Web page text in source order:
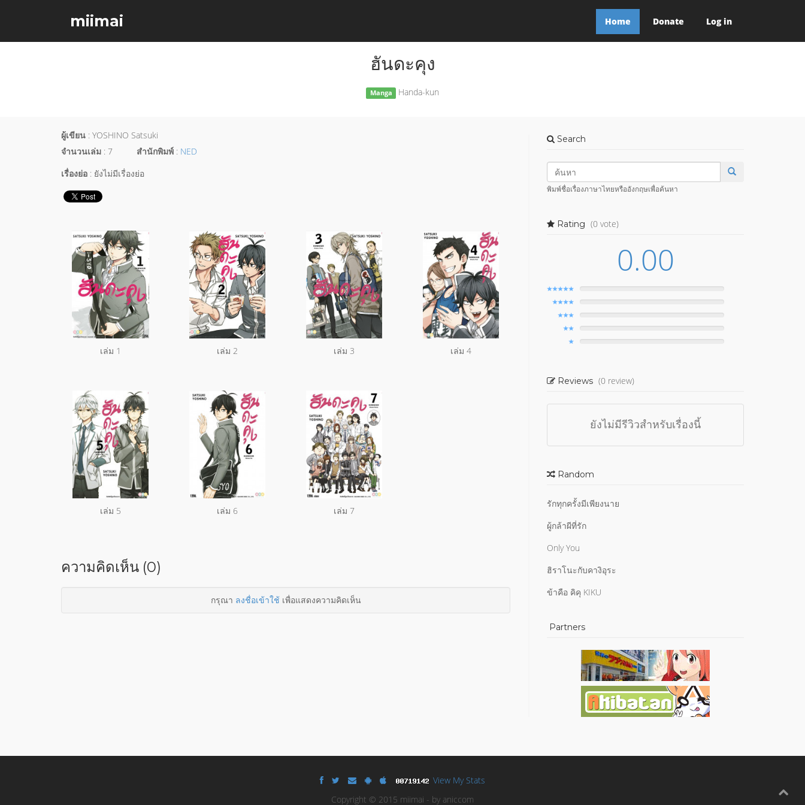
miimai Home Donate Log in
ฮันดะคุง
Manga Handa-kun
ผู้เขียน : YOSHINO Satsuki
จำนวนเล่ม : 7 สำนักพิมพ์ : NED
เรื่องย่อ : ยังไม่มีเรื่องย่อ
เล่ม 1 เล่ม 2 เล่ม 3 เล่ม 4
เล่ม 5 เล่ม 6 เล่ม 7
ความคิดเห็น (0)
กรุณา ลงชื่อเข้าใช้เพื่อแสดงความคิดเห็น
Search
พิมพ์ชื่อเรื่องภาษาไทยหรืออังกฤษเพื่อค้นหา
Rating (0 vote)
0.00
Reviews (0 review)
ยังไม่มีรีวิวสำหรับเรื่องนี้
Random
รักทุกครั้งมีเพียงนาย
ผู้กล้าผีที่รัก
Only You
ฮิราโนะกับคางิอุระ
ข้าคือ คิคุ KIKU
Partners
View My Stats
Copyright © 2015 miimai - by aniccom